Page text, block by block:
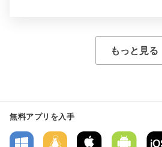
もっと見る
無料アプリを入手